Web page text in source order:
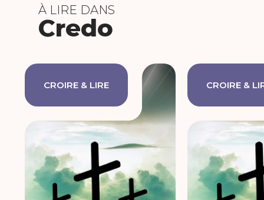
À LIRE DANS
Credo
CROIRE & LIRE CROIRE &